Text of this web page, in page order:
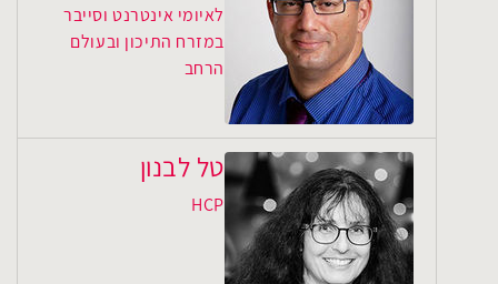
לאיומי אינטרנט וסייבר
במזרח התיכון ובעולם
הרחב
טל לבנון
HCP